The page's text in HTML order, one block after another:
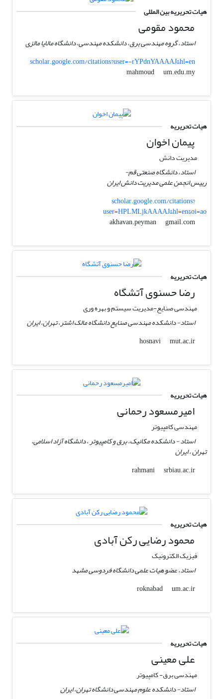
هیات تحریریه بین المللی
محمود مقومی
استاد، گروه مهندسی برق، دانشکده مهندسی، دانشگاه مالایا مالزی
scholar.google.com/citations?user=-rYPdnYAAAAJ&hl=en
mahmoud
um.edu.my
هیات تحریریه
پیمان اخوان
مدیریت دانش
استاد، دانشگاه صنعتی قم-
رییس انجمن علمی مدیریت دانش ایران
scholar.google.com/citations?
user=HPLMLjkAAAAJ&hl=en&oi=ao
akhavan.peyman
gmail.com
هیات تحریریه
رضا حسنوی آتشگاه
مهندسی صنایع-مدیریت سیستم و بهره وری
استاد- دانشکده مهندسی صنایع دانشگاه مالک اشتر، تهران، ایران
hosnavi
mut.ac.ir
هیات تحریریه
امیرمسعود رحمانی
مهندسی کامپیوتر
استاد - دانشکده مکانیک، برق و کامپیوتر ، دانشگاه آزاد اسلامی،
تهران ، ایران
rahmani
srbiau.ac.ir
هیات تحریریه
محمود رضایی رکن آبادی
فیزیک الکترونیک
استاد، عضو هیات علمی دانشگاه فردوسی مشهد
roknabad
um.ac.ir
هیات تحریریه
علی معینی
مهندسی برق- کامپیوتر
استاد- دانشکده علوم مهندسی دانشگاه تهران، ایران